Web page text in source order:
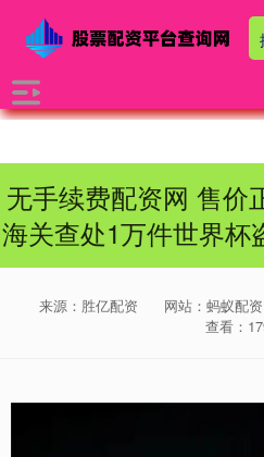
无手续费配资网 售价
海关查处1万件世界杯
来源：胜亿配资 网站：蚂蚁配资
查看：